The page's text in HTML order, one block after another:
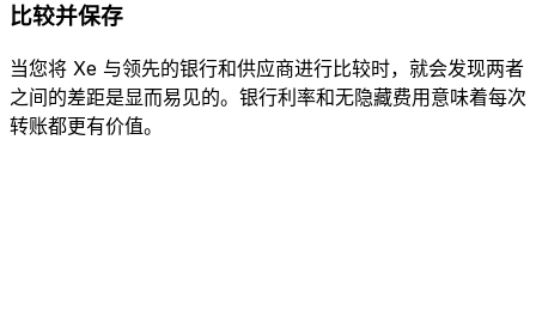
比较并保存
当您将 Xe 与领先的银行和供应商进行比较时，就会发现两者
之间的差距是显而易见的。银行利率和无隐藏费用意味着每次
转账都更有价值。